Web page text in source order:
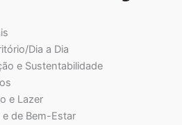
Dia a Dia
e Sustentabilidade
e Lazer
de Bem-Estar